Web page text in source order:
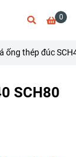
0
ống thép đúc
SCH80